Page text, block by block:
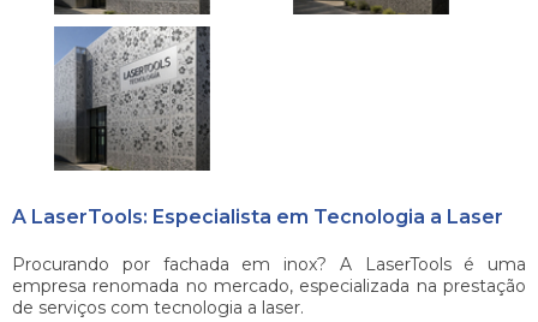
A LaserTools: Especialista em Tecnologia a Laser
Procurando por fachada em inox? A LaserTools é uma
empresa renomada no mercado, especializada na prestação
de serviços com tecnologia a laser.